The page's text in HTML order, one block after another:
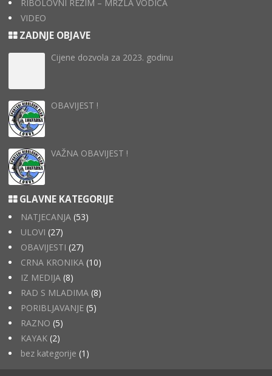
RIBOLOVNI REŽIM – MRZLA VODICA
VIDEO
ZADNJE OBJAVE
Cijene dozvola za 2023. godinu
OBAVIJEST !
VAŽNA OBAVIJEST !
GLAVNE KATEGORIJE
NATJECANJA (53)
ULOVI (27)
OBAVIJESTI (27)
CRNA KRONIKA (10)
IZ MEDIJA (8)
RAD S MLADIMA (8)
PORIBLJAVANJE (5)
RAZNO (5)
KAYAK (2)
bez kategorije (1)